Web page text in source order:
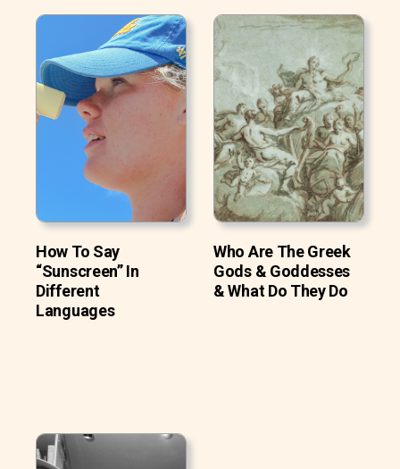
How To Say
“Sunscreen” In
Different
Languages
Who Are The Greek
Gods & Goddesses
& What Do They Do